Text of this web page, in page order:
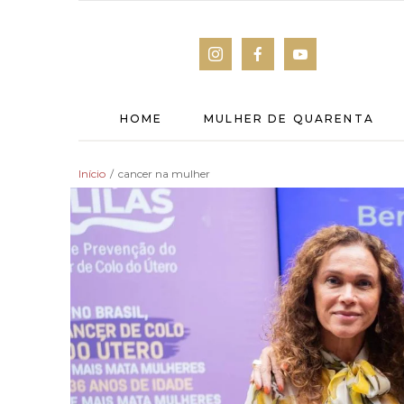
HOME MULHER DE QUARENTA
Início / cancer na mulher